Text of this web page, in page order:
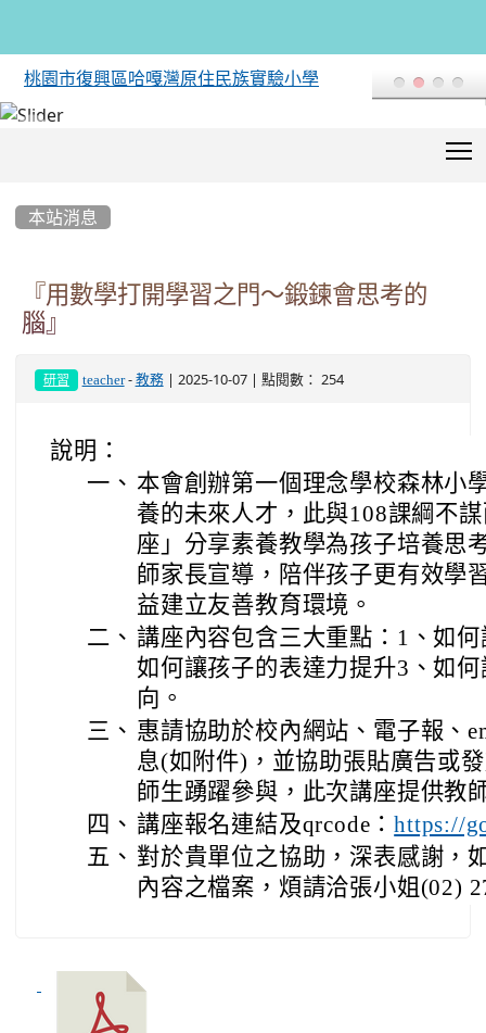
桃園市復興區哈嘎灣原住民族實驗小學
本站消息
『用數學打開學習之門～鍛鍊會思考的
腦』
研習 teacher- 教務| 2025-10-07 | 點閱數： 254
說明：
一、 本會創辦第一個理念學校森林小
養的未來人才，此與108課綱不
座」分享素養教學為孩子培養思
師家長宣導，陪伴孩子更有效學
益建立友善教育環境。
二、 講座內容包含三大重點：1、如
如何讓孩子的表達力提升3、如
向。
三、 惠請協助於校內網站、電子報、
息(如附件)，並協助張貼廣告或
師生踴躍參與，此次講座提供教
四、 講座報名連結及qrcode：https://
五、 對於貴單位之協助，深表感謝，
內容之檔案，煩請洽張小姐(02)